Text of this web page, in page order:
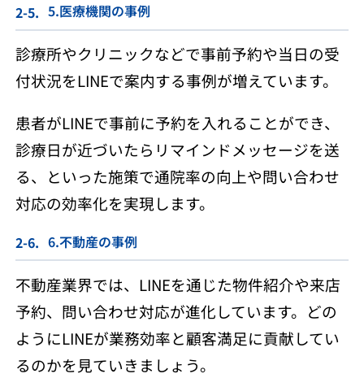
5.医療機関の事例
診療所やクリニックなどで事前予約や当日の受
付状況をLINEで案内する事例が増えています。
患者がLINEで事前に予約を入れることができ、
診療日が近づいたらリマインドメッセージを送
る、といった施策で通院率の向上や問い合わせ
対応の効率化を実現します。
6.不動産の事例
不動産業界では、LINEを通じた物件紹介や来店
予約、問い合わせ対応が進化しています。どの
ようにLINEが業務効率と顧客満足に貢献してい
るのかを見ていきましょう。